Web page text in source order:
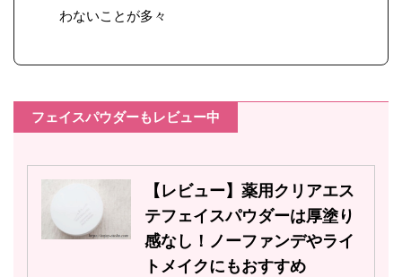
わないことが多々
フェイスパウダーもレビュー中
【レビュー】薬用クリアエス
テフェイスパウダーは厚塗り
感なし！ノーファンデやライ
トメイクにもおすすめ